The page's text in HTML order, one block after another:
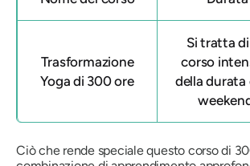
Trasformazione
Yoga di 300 ore
Si tratta
corso
della durata
Ciò che rende speciale questo corso di